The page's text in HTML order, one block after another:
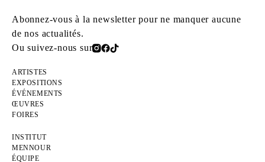
Abonnez-vous à la newsletter pour ne manquer aucune
de nos actualités.
Ou suivez-nous sur
ARTISTES
EXPOSITIONS
ÉVÉNEMENTS
ŒUVRES
FOIRES
INSTITUT
MENNOUR
ÉQUIPE